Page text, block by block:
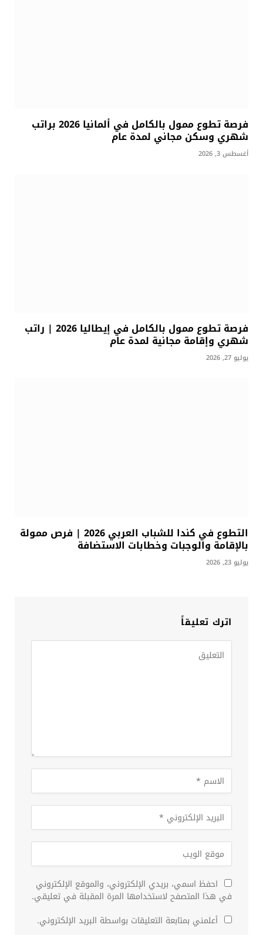
فرصة تطوع ممول بالكامل في ألمانيا 2026 براتب
شهري وسكن مجاني لمدة عام
أغسطس 3, 2026
فرصة تطوع ممول بالكامل في إيطاليا 2026 | راتب
شهري وإقامة مجانية لمدة عام
يوليو 27, 2026
التطوع في كندا للشباب العربي 2026 | فرص ممولة
بالإقامة والوجبات وخطابات الاستضافة
يوليو 23, 2026
اترك تعليقاً
احفظ اسمي، بريدي الإلكتروني، والموقع الإلكتروني
في هذا المتصفح لاستخدامها المرة المقبلة في تعليقي.
أعلمني بمتابعة التعليقات بواسطة البريد الإلكتروني.